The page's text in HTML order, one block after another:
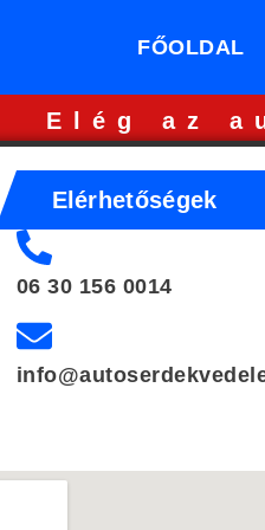
FŐOLDAL
Elég az
Elérhetőségek
06 30 156 0014